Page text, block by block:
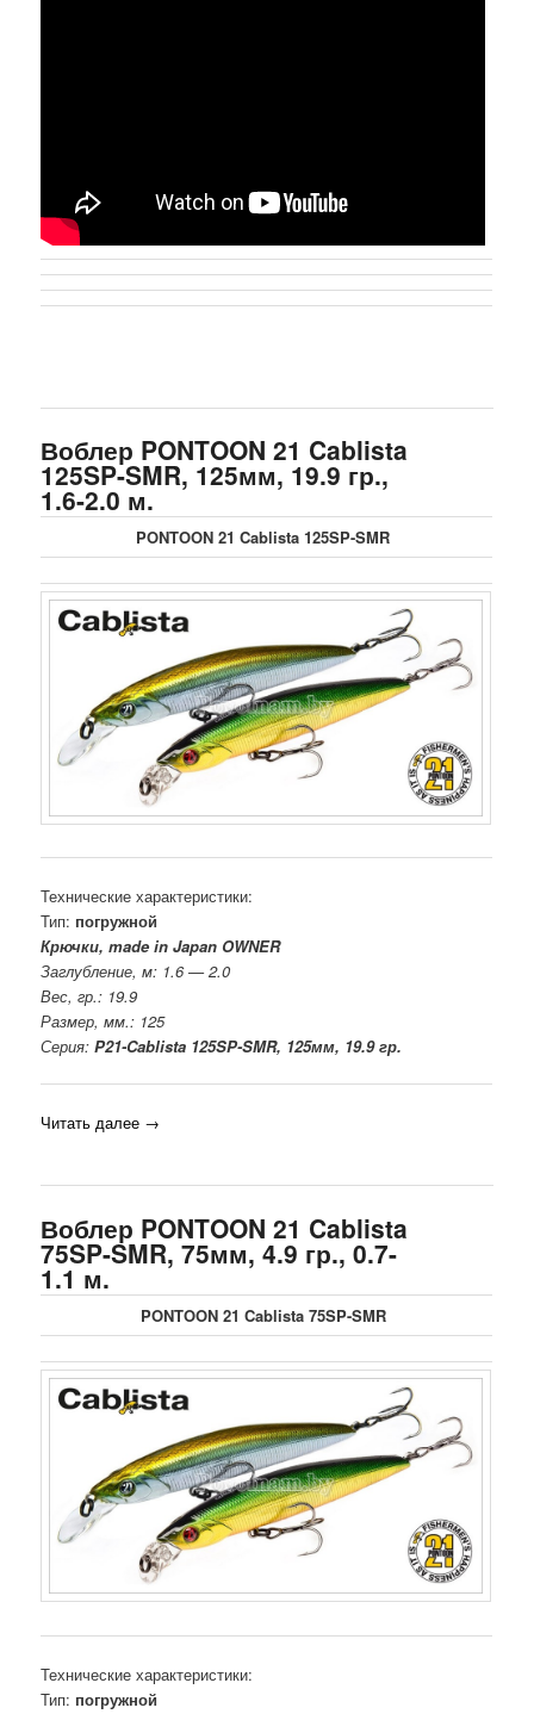
Воблер PONTOON 21 Cablista
125SP-SMR, 125мм, 19.9 гр.,
1.6-2.0 м.
PONTOON 21 Cablista 125SP-SMR
Технические характеристики:
Тип: погружной
Крючки, made in Japan OWNER
Заглубление, м: 1.6 — 2.0
Вес, гр.: 19.9
Размер, мм.: 125
Серия:P21-Cablista 125SP-SMR, 125мм, 19.9 гр.
Читать далее →
Воблер PONTOON 21 Cablista
75SP-SMR, 75мм, 4.9 гр., 0.7-
1.1 м.
PONTOON 21 Cablista 75SP-SMR
Технические характеристики:
Тип: погружной